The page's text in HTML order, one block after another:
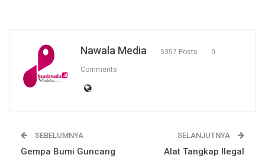
Nawala Media 5357 Posts 0
Comments
SEBELUMNYA
Gempa Bumi Guncang
SELANJUTNYA
Alat Tangkap Ilegal